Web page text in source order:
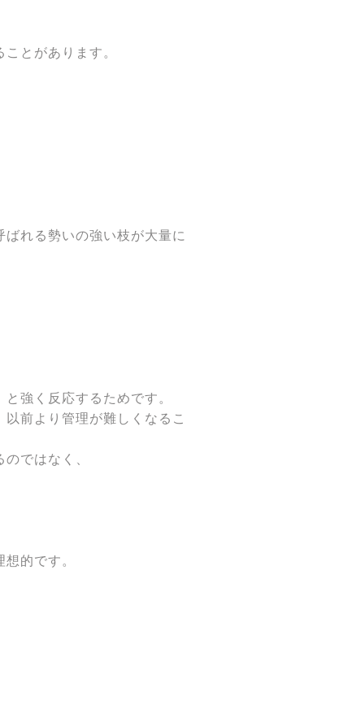
とがあります。
れる勢いの強い枝が大量に
強く反応するためです。
前より管理が難しくなるこ
ではなく、
的です。